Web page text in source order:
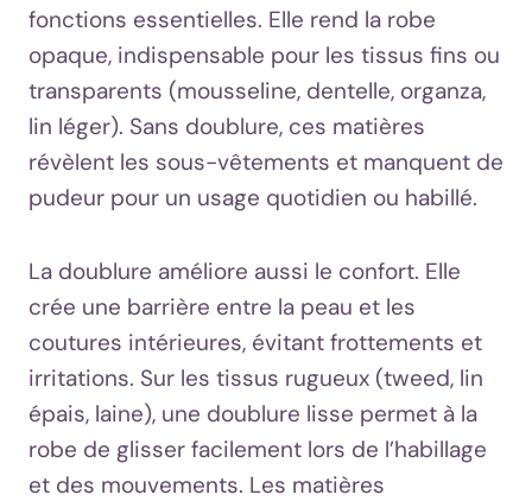
fonctions essentielles. Elle rend la robe
opaque, indispensable pour les tissus fins ou
transparents (mousseline, dentelle, organza,
lin léger). Sans doublure, ces matières
révèlent les sous-vêtements et manquent de
pudeur pour un usage quotidien ou habillé.
La doublure améliore aussi le confort. Elle
crée une barrière entre la peau et les
coutures intérieures, évitant frottements et
irritations. Sur les tissus rugueux (tweed, lin
épais, laine), une doublure lisse permet à la
robe de glisser facilement lors de l’habillage
et des mouvements. Les matières